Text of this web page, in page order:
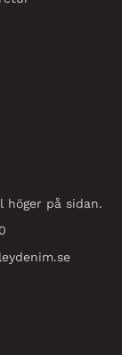
på sidan.